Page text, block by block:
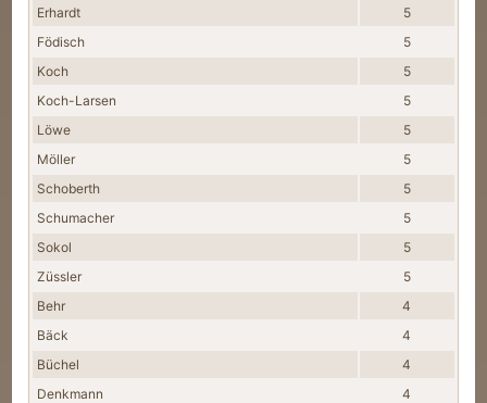
Erhardt
5
Födisch
5
Koch
5
Koch-Larsen
5
Löwe
5
Möller
5
Schoberth
5
Schumacher
5
Sokol
5
Züssler
5
Behr
4
Bäck
4
Büchel
4
Denkmann
4